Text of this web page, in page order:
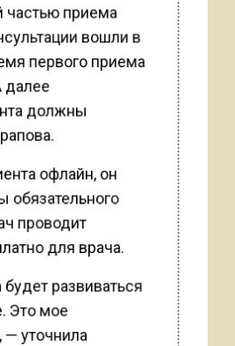
частью приема
вошли в
первого приема
далее
должны
офлайн, он
обязательного
проводит
для врача.
развиваться
Это мое
— уточнила